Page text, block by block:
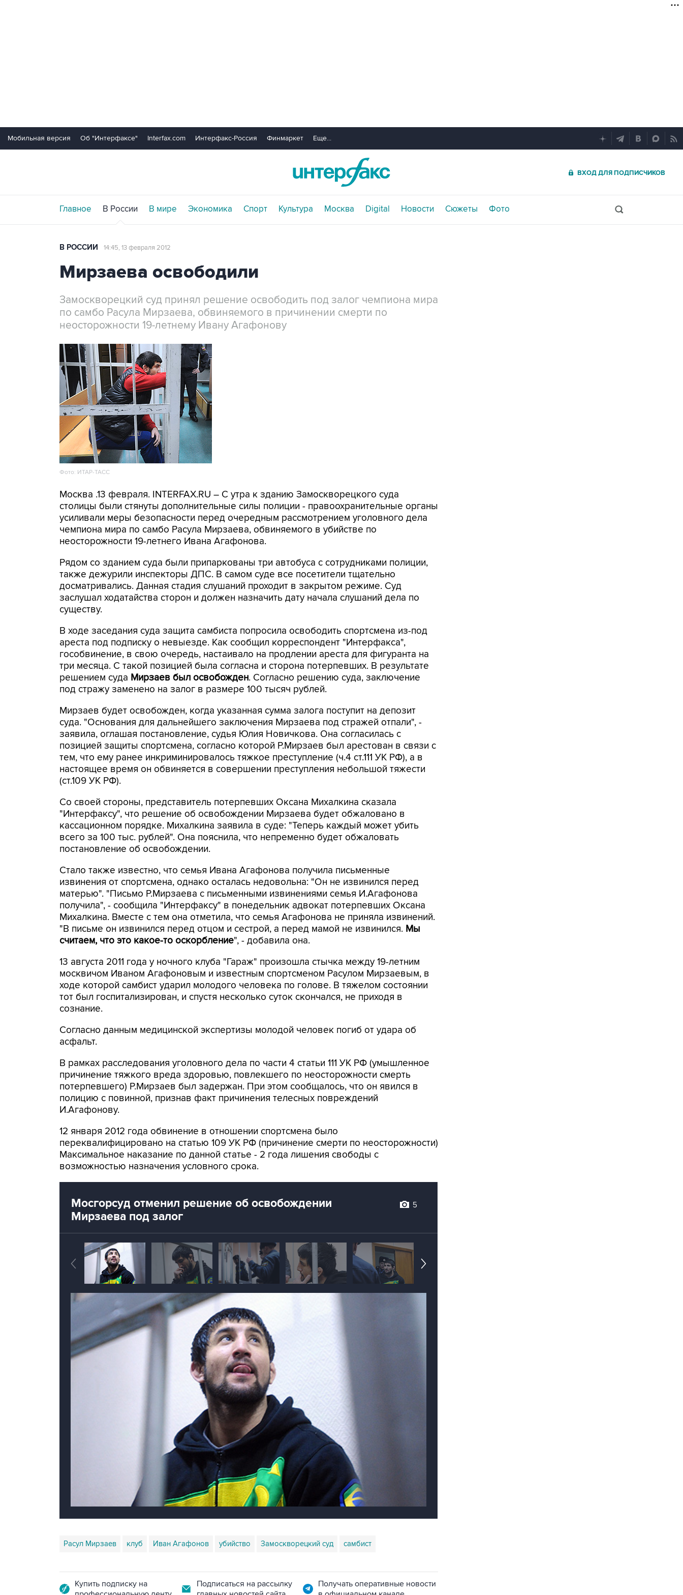
Мобильная версия Об "Интерфаксе" Interfax.com Интерфакс-Россия Финмаркет Еще...
ВХОД ДЛЯ ПОДПИСЧИКОВ
Главное В России В мире Экономика Спорт Культура Москва Digital Новости Сюжеты Фото
В РОССИИ 14:45, 13 февраля 2012
Мирзаева освободили
Замоскворецкий суд принял решение освободить под залог чемпиона мира
по самбо Расула Мирзаева, обвиняемого в причинении смерти по
неосторожности 19-летнему Ивану Агафонову
Фото: ИТАР-ТАСС
Москва .13 февраля. INTERFAX.RU – С утра к зданию Замоскворецкого суда
столицы были стянуты дополнительные силы полиции - правоохранительные органы
усиливали меры безопасности перед очередным рассмотрением уголовного дела
чемпиона мира по самбо Расула Мирзаева, обвиняемого в убийстве по
неосторожности 19-летнего Ивана Агафонова.
Рядом со зданием суда были припаркованы три автобуса с сотрудниками полиции,
также дежурили инспекторы ДПС. В самом суде все посетители тщательно
досматривались. Данная стадия слушаний проходит в закрытом режиме. Суд
заслушал ходатайства сторон и должен назначить дату начала слушаний дела по
существу.
В ходе заседания суда защита самбиста попросила освободить спортсмена из-под
ареста под подписку о невыезде. Как сообщил корреспондент "Интерфакса",
гособвинение, в свою очередь, настаивало на продлении ареста для фигуранта на
три месяца. С такой позицией была согласна и сторона потерпевших. В результате
решением суда Мирзаев был освобожден. Согласно решению суда, заключение
под стражу заменено на залог в размере 100 тысяч рублей.
Мирзаев будет освобожден, когда указанная сумма залога поступит на депозит
суда. "Основания для дальнейшего заключения Мирзаева под стражей отпали", -
заявила, оглашая постановление, судья Юлия Новичкова. Она согласилась с
позицией защиты спортсмена, согласно которой Р.Мирзаев был арестован в связи с
тем, что ему ранее инкриминировалось тяжкое преступление (ч.4 ст.111 УК РФ), а в
настоящее время он обвиняется в совершении преступления небольшой тяжести
(ст.109 УК РФ).
Со своей стороны, представитель потерпевших Оксана Михалкина сказала
"Интерфаксу", что решение об освобождении Мирзаева будет обжаловано в
кассационном порядке. Михалкина заявила в суде: "Теперь каждый может убить
всего за 100 тыс. рублей". Она пояснила, что непременно будет обжаловать
постановление об освобождении.
Стало также известно, что семья Ивана Агафонова получила письменные
извинения от спортсмена, однако осталась недовольна: "Он не извинился перед
матерью". "Письмо Р.Мирзаева с письменными извинениями семья И.Агафонова
получила", - сообщила "Интерфаксу" в понедельник адвокат потерпевших Оксана
Михалкина. Вместе с тем она отметила, что семья Агафонова не приняла извинений.
"В письме он извинился перед отцом и сестрой, а перед мамой не извинился. Мы
считаем, что это какое-то оскорбление", - добавила она.
13 августа 2011 года у ночного клуба "Гараж" произошла стычка между 19-летним
москвичом Иваном Агафоновым и известным спортсменом Расулом Мирзаевым, в
ходе которой самбист ударил молодого человека по голове. В тяжелом состоянии
тот был госпитализирован, и спустя несколько суток скончался, не приходя в
сознание.
Согласно данным медицинской экспертизы молодой человек погиб от удара об
асфальт.
В рамках расследования уголовного дела по части 4 статьи 111 УК РФ (умышленное
причинение тяжкого вреда здоровью, повлекшего по неосторожности смерть
потерпевшего) Р.Мирзаев был задержан. При этом сообщалось, что он явился в
полицию с повинной, признав факт причинения телесных повреждений
И.Агафонову.
12 января 2012 года обвинение в отношении спортсмена было
переквалифицировано на статью 109 УК РФ (причинение смерти по неосторожности)
Максимальное наказание по данной статье - 2 года лишения свободы с
возможностью назначения условного срока.
Мосгорсуд отменил решение об освобождении
Мирзаева под залог
5
Расул Мирзаев клуб Иван Агафонов убийство Замоскворецкий суд самбист
Купить подписку на
Подписаться на рассылку
Получать оперативные новости